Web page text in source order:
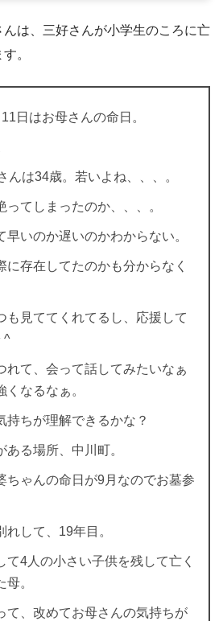
は、三好さんが小学生のころに亡
。
日はお母さんの命日。
んは34歳。若いよね、、、。
ってしまったのか、、、。
早いのか遅いのかわからない。
に存在してたのかも分からなく
も見ててくれてるし、応援して
^
れて、会って話してみたいなぁ
くなるなぁ。
持ちが理解できるかな？
ある場所、中川町。
ちゃんの命日が9月なのでお墓参
れして、19年目。
て4人の小さい子供を残して亡く
。
て、改めてお母さんの気持ちが